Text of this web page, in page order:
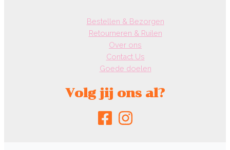
Bestellen & Bezorgen
Retourneren & Ruilen
Over ons
Contact Us
Goede doelen
Volg jij ons al?